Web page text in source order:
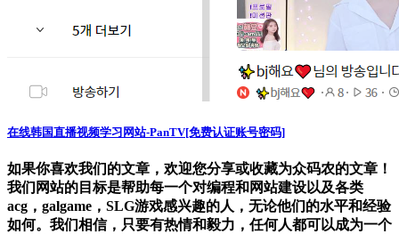
在线韩国直播视频学习网站-PanTV[免费认证账号密码]
如果你喜欢我们的文章，欢迎您分享或收藏为众码农的文章！
我们网站的目标是帮助每一个对编程和网站建设以及各类
acg，galgame，SLG游戏感兴趣的人，无论他们的水平和经验
如何。我们相信，只要有热情和毅力，任何人都可以成为一个